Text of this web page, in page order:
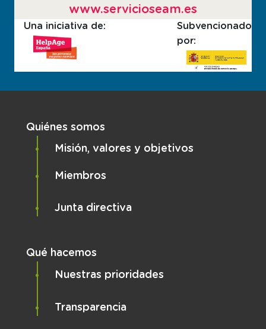
www.servicioseam.es
Una iniciativa de:
Subvencionado
por:
Navegación principal
Quiénes somos
Misión, valores y objetivos
Miembros
Junta directiva
Qué hacemos
Nuestras prioridades
Transparencia